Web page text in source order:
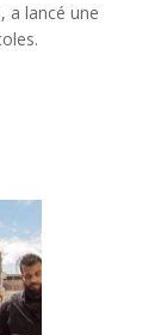
a lancé une